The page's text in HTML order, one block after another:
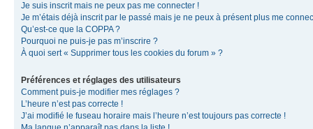
Je suis inscrit mais ne peux pas me connecter !
Je m’étais déjà inscrit par le passé mais je ne peux à présent plus me
Qu’est-ce que la COPPA ?
Pourquoi ne puis-je pas m’inscrire ?
À quoi sert « Supprimer tous les cookies du forum » ?
Préférences et réglages des utilisateurs
Comment puis-je modifier mes réglages ?
L’heure n’est pas correcte !
J’ai modifié le fuseau horaire mais l’heure n’est toujours pas correcte !